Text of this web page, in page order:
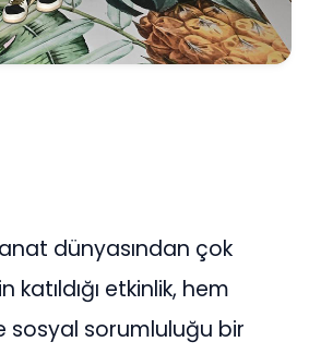
dünyasından çok
katıldığı etkinlik, hem
sosyal sorumluluğu bir